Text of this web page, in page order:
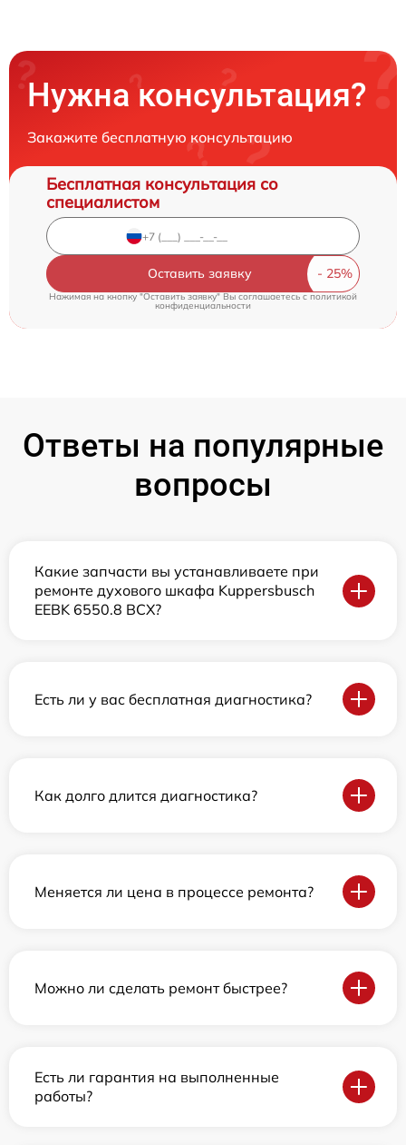
Нужна консультация?
Закажите бесплатную консультацию
Бесплатная консультация со
специалистом
Оставить заявку
Нажимая на кнопку "Оставить заявку" Вы соглашаетесь c политикой
конфиденциальности
Ответы на популярные
вопросы
Какие запчасти вы устанавливаете при
ремонте духового шкафа Kuppersbusch
EEBK 6550.8 BCX?
Есть ли у вас бесплатная диагностика?
Как долго длится диагностика?
Меняется ли цена в процессе ремонта?
Можно ли сделать ремонт быстрее?
Есть ли гарантия на выполненные
работы?